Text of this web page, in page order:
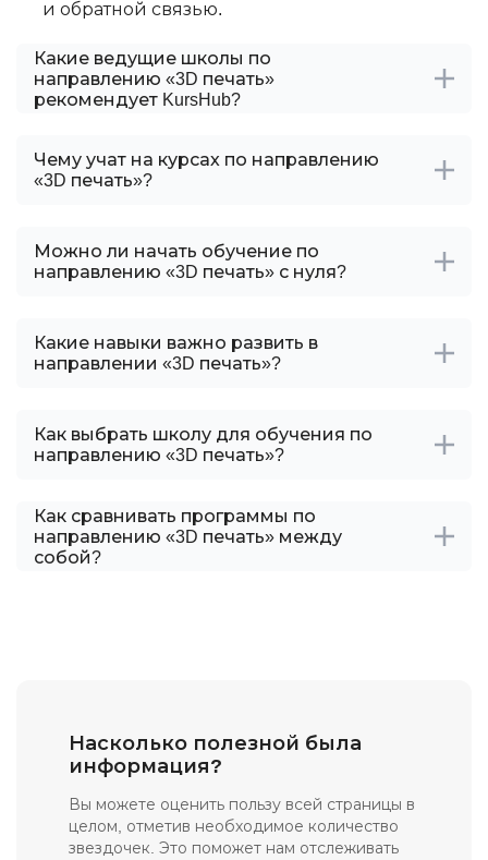
и обратной связью.
Какие ведущие школы по
направлению «3D печать»
рекомендует KursHub?
Чему учат на курсах по направлению
«3D печать»?
Можно ли начать обучение по
направлению «3D печать» с нуля?
Какие навыки важно развить в
направлении «3D печать»?
Как выбрать школу для обучения по
направлению «3D печать»?
Как сравнивать программы по
направлению «3D печать» между
собой?
Насколько полезной была
информация?
Вы можете оценить пользу всей страницы в
целом, отметив необходимое количество
звездочек. Это поможет нам отслеживать